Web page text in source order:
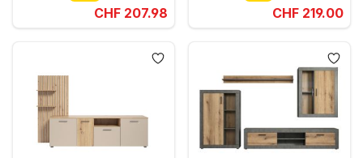
CHF 207.98 CHF 219.00